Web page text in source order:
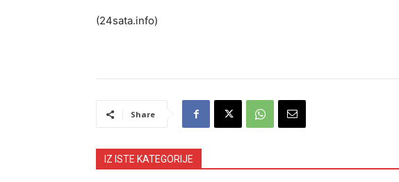
(24sata.info)
Share
IZ ISTE KATEGORIJE